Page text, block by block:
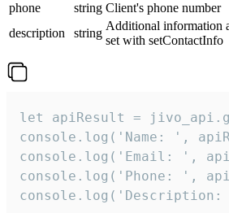
phone
string Client's phone number
description
string
Additional information
set with setContactInfo
let apiResult =
console.log('Name: ',
console.log('Email: ',
console.log('Phone: ',